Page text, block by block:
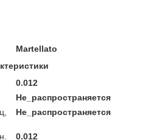
Martellato
0.012
Не_распространяется
Не_распространяется
0.012